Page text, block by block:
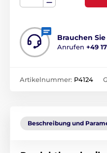
Brauchen Sie
Anrufen +49
Artikelnummer: P4124
Beschreibung und